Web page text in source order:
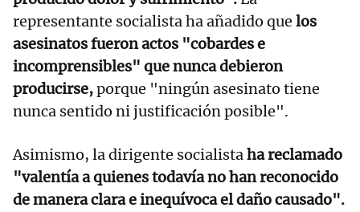
representante socialista ha añadido que los
asesinatos fueron actos "cobardes e
incomprensibles" que nunca debieron
producirse,porque "ningún asesinato tiene
nunca sentido ni justificación posible".
Asimismo, la dirigente socialistaha reclamado
"valentía a quienes todavía no han reconocido
de manera clara e inequívoca el daño causado".